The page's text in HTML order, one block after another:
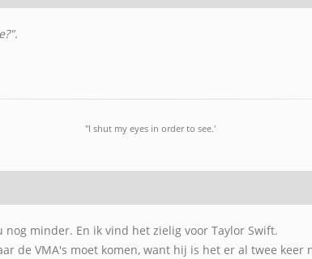
"I shut my eyes in order to see.'
minder. En ik vind het zielig voor Taylor Swift.
de VMA's moet komen, want hij is het er al twee keer